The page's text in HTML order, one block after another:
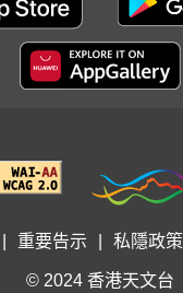
重要告示 私隱政策
© 2024 香港天文台